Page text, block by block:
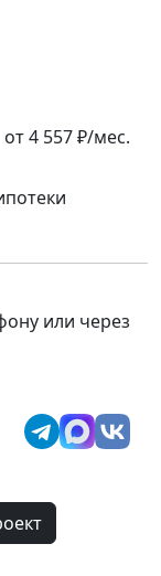
от 4 557 ₽/мес.
или через